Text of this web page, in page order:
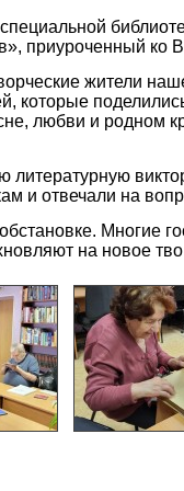
приуроченный ко
жители
которые
любви и родном
и отвечали на
Многие
на новое